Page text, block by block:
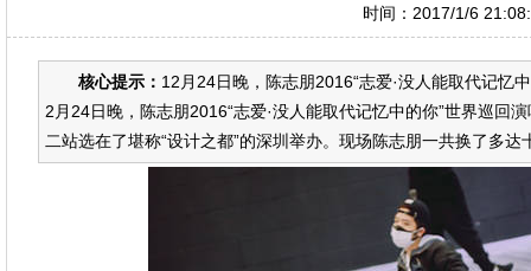
时间：2017/1/6
核心提示： 12月24日晚，陈志朋2016“志爱·没人能取代记
2月24日晚，陈志朋2016“志爱·没人能取代记忆中的你”世界巡回
二站选在了堪称“设计之都”的深圳举办。现场陈志朋一共换了多达